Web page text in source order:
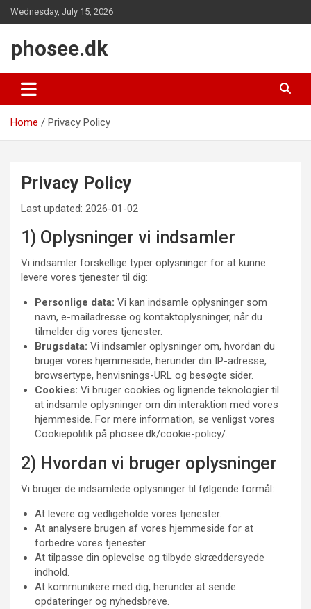
Skip
to
Wednesday, July 15, 2026
phosee.dk
Home Privacy Policy
Privacy Policy
Last updated: 2026-01-02
1) Oplysninger vi indsamler
Vi indsamler forskellige typer oplysninger for at kunne
levere vores tjenester til dig:
Personlige data: Vi kan indsamle oplysninger som
navn, e-mailadresse og kontaktoplysninger, når du
tilmelder dig vores tjenester.
Brugsdata: Vi indsamler oplysninger om, hvordan du
bruger vores hjemmeside, herunder din IP-adresse,
browsertype, henvisnings-URL og besøgte sider.
Cookies: Vi bruger cookies og lignende teknologier til
at indsamle oplysninger om din interaktion med vores
hjemmeside. For mere information, se venligst vores
Cookiepolitik på phosee.dk/cookie-policy/.
2) Hvordan vi bruger oplysninger
Vi bruger de indsamlede oplysninger til følgende formål:
At levere og vedligeholde vores tjenester.
At analysere brugen af vores hjemmeside for at
forbedre vores tjenester.
At tilpasse din oplevelse og tilbyde skræddersyede
indhold.
At kommunikere med dig, herunder at sende
opdateringer og nyhedsbreve.